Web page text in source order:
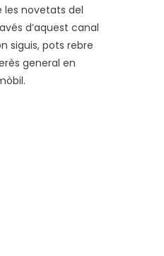
les novetats del
d’aquest canal
siguis, pots rebre
general en